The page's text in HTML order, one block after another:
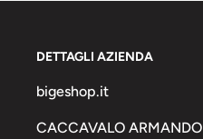
DETTAGLI AZIENDA
bigeshop.it
CACCAVALO ARMANDO